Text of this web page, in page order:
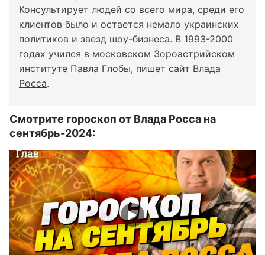
Консультирует людей со всего мира, среди его
клиентов было и остается немало украинских
политиков и звезд шоу-бизнеса. В 1993-2000
годах учился в московском Зороастрийском
институте Павла Глобы, пишет сайт Влада
Росса.
Смотрите гороскоп от Влада Росса на
сентябрь-2024: